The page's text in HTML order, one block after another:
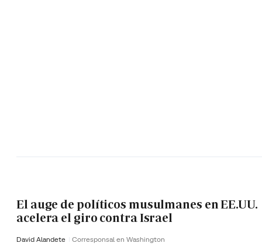
El auge de políticos musulmanes en EE.UU.
acelera el giro contra Israel
David Alandete Corresponsal en Washington